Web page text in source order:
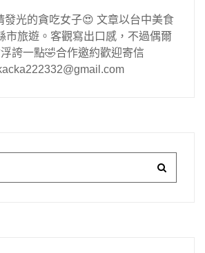
發光的貪吃女子😍 文章以台中美食
市旅遊。客觀寫出口感，不過偶爾
誇一點🤣合作邀約歡迎寄信